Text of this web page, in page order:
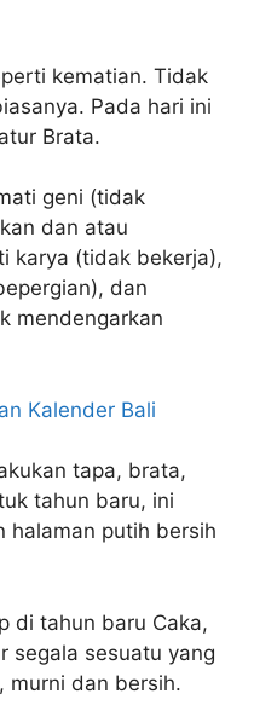
kematian. Tidak
Pada hari ini
Brata.
geni (tidak
dan atau
karya (tidak bekerja),
dan
mendengarkan
Kalender Bali
tapa, brata,
tahun baru, ini
halaman putih bersih
di tahun baru Caka,
segala sesuatu yang
murni dan bersih.